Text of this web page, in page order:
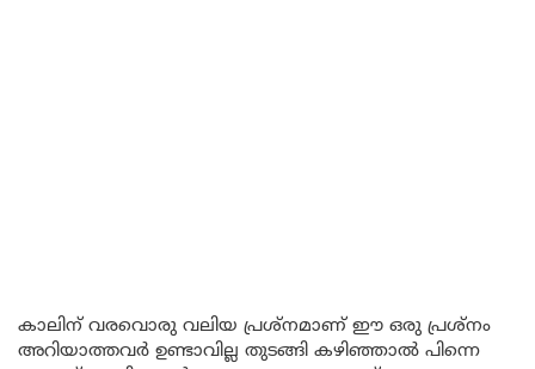
കാലിന് വരവൊരു വലിയ പ്രശ്നമാണ് ഈ ഒരു പ്രശ്നം
അറിയാത്തവർ ഉണ്ടാവില്ല തുടങ്ങി കഴിഞ്ഞാൽ പിന്നെ